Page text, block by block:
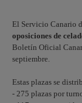
El Servicio Canario
oposiciones de
Boletín Oficial
septiembre.
Estas plazas se
- 275 plazas por